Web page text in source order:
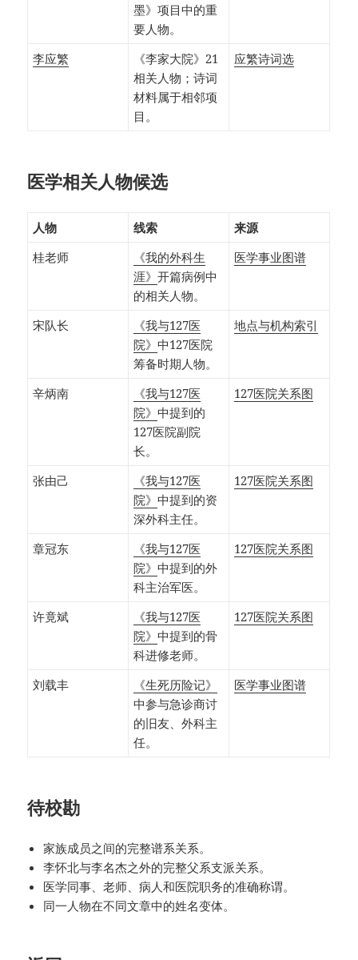
墨》项目中的重
要人物。
李应繁
《李家大院》21
相关人物；诗词
材料属于相邻项
目。
应繁诗词选
医学相关人物候选
人物 线索
来源
桂老师
《我的外科生
涯》开篇病例中
的相关人物。
医学事业图谱
宋队长
《我与127医
院》中127医院
筹备时期人物。
地点与机构索引
辛炳南
《我与127医
院》中提到的
127医院副院
长。
127医院关系图
张由己
《我与127医
院》中提到的资
深外科主任。
127医院关系图
章冠东
《我与127医
院》中提到的外
科主治军医。
127医院关系图
许竟斌
《我与127医
院》中提到的骨
科进修老师。
127医院关系图
刘载丰
《生死历险记》
中参与急诊商讨
的旧友、外科主
任。
医学事业图谱
待校勘
家族成员之间的完整谱系关系。
李怀北与李名杰之外的完整父系支派关系。
医学同事、老师、病人和医院职务的准确称谓。
同一人物在不同文章中的姓名变体。